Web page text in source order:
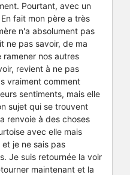
Pourtant, avec un
fait mon père a très
n'a absolument pas
ne pas savoir, de ma
nos autres
revient à ne pas
vraiment comment
sentiments, mais elle
sujet qui se trouvent
renvoie à des choses
avec elle mais
je ne sais pas
Je suis retournée la voir
maintenant et la